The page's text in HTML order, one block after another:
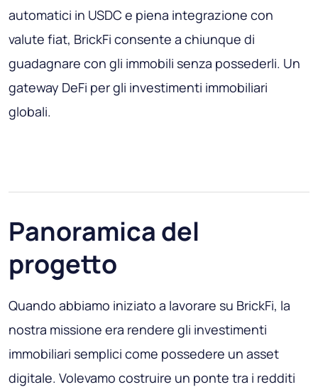
automatici in USDC e piena integrazione con
valute fiat, BrickFi consente a chiunque di
guadagnare con gli immobili senza possederli. Un
gateway DeFi per gli investimenti immobiliari
globali.
Panoramica del
progetto
Quando abbiamo iniziato a lavorare su BrickFi, la
nostra missione era rendere gli investimenti
immobiliari semplici come possedere un asset
digitale. Volevamo costruire un ponte tra i redditi